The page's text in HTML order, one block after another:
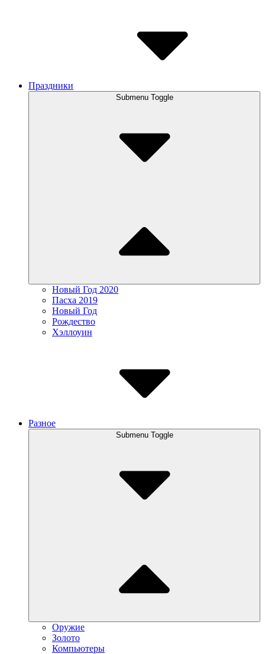
Праздники
Submenu Toggle
Новый Год 2020
Пасха 2019
Новый Год
Рождество
Хэллоуин
Разное
Submenu Toggle
Оружие
Золото
Компьютеры